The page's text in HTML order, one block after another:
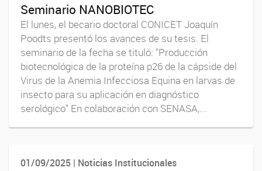
Seminario NANOBIOTEC
El lunes, el becario doctoral CONICET Joaquín
Poodts presentó los avances de su tesis. El
seminario de la fecha se tituló: "Producción
biotecnológica de la proteína p26 de la cápside del
Virus de la Anemia Infecciosa Equina en larvas de
insecto para su aplicación en diagnóstico
serológico" En colaboración con SENASA,...
01/09/2025 | Noticias Institucionales